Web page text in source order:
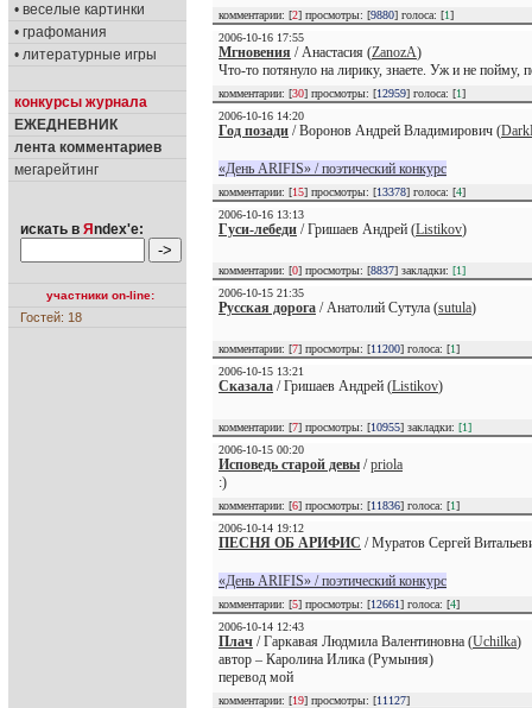
• веселые картинки
• графомания
• литературные игры
конкурсы журнала
ЕЖЕДНЕВНИК
лента комментариев
мегарейтинг
искать в Я ndex'е:
участники on-line:
Гостей: 18
комментарии: [2] просмотры: [9880] голоса: [1]
2006-10-16 17:55
Мгновения / Анастасия (ZanozA)
Что-то потянуло на лирику, знаете. Уж и не пойму,
комментарии: [30] просмотры: [12959] голоса: [1]
2006-10-16 14:20
Год позади / Воронов Андрей Владимирович (
«День ARIFIS» / поэтический конкурс
комментарии: [15] просмотры: [13378] голоса: [4]
2006-10-16 13:13
Гуси-лебеди / Гришаев Андрей (Listikov)
комментарии: [0] просмотры: [8837] закладки: [1]
2006-10-15 21:35
Русская дорога / Анатолий Сутула (sutula)
комментарии: [7] просмотры: [11200] голоса: [1]
2006-10-15 13:21
Сказала / Гришаев Андрей (Listikov)
комментарии: [7] просмотры: [10955] закладки: [1]
2006-10-15 00:20
Исповедь старой девы /priola
:)
комментарии: [6] просмотры: [11836] голоса: [1]
2006-10-14 19:12
ПЕСНЯ ОБ АРИФИС / Муратов Сергей
«День ARIFIS» / поэтический конкурс
комментарии: [5] просмотры: [12661] голоса: [4]
2006-10-14 12:43
Плач / Гаркавая Людмила Валентиновна (Uchilka)
автор – Каролина Илика (Румыния)
перевод мой
комментарии: [19] просмотры: [11127]